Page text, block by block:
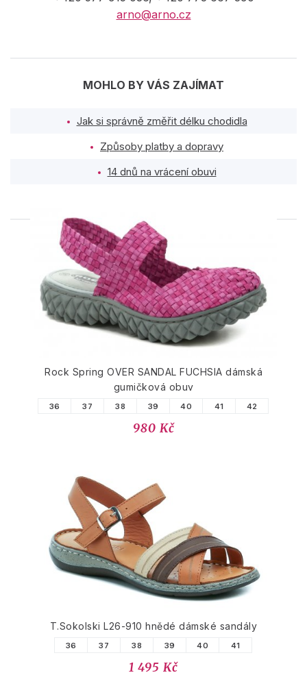
arno@arno.cz
MOHLO BY VÁS ZAJÍMAT
Jak si správně změřit délku chodidla
Způsoby platby a dopravy
14 dnů na vrácení obuvi
PODOBNÉ PRODUKTY
Rock Spring OVER SANDAL FUCHSIA dámská
gumičková obuv
36 37 38 39 40 41 42
980 Kč
T.Sokolski L26-910 hnědé dámské sandály
36 37 38 39 40 41
1 495 Kč